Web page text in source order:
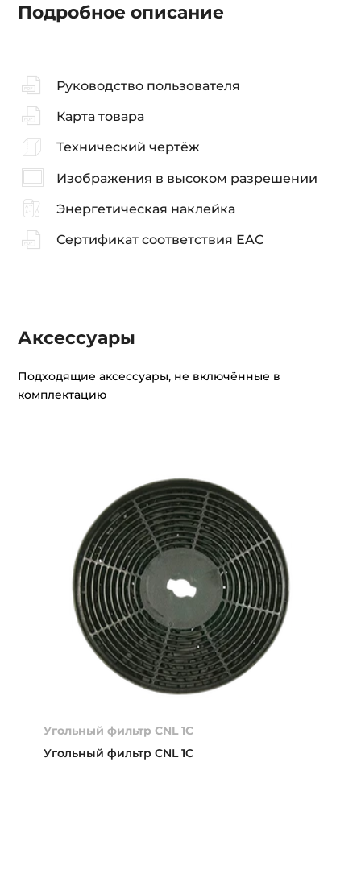
Подробное описание
Руководство пользователя
Карта товара
Технический чертёж
Изображения в высоком разрешении
Энергетическая наклейка
Сертификат соответствия EAC
Аксессуары
Подходящие аксессуары, не включённые в
комплектацию
Угольный фильтр CNL 1C
Угольный фильтр CNL 1C